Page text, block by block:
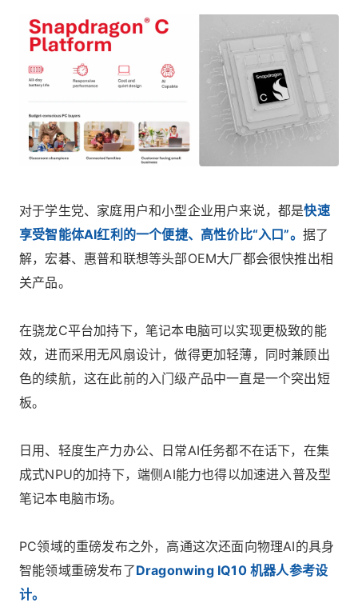
对于学生党、家庭用户和小型企业用户来说，都是快速
享受智能体AI红利的一个便捷、高性价比“入口”。 据了
解，宏碁、惠普和联想等头部OEM大厂都会很快推出相
关产品。
在骁龙C平台加持下，笔记本电脑可以实现更极致的能
效，进而采用无风扇设计，做得更加轻薄，同时兼顾出
色的续航，这在此前的入门级产品中一直是一个突出短
板。
日用、轻度生产力办公、日常AI任务都不在话下，在集
成式NPU的加持下，端侧AI能力也得以加速进入普及型
笔记本电脑市场。
PC领域的重磅发布之外，高通这次还面向物理AI的具身
智能领域重磅发布了Dragonwing IQ10 机器人参考设
计。